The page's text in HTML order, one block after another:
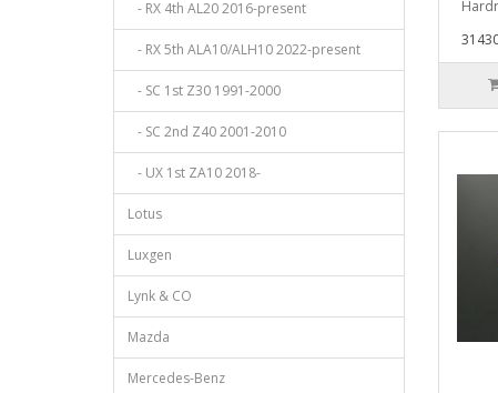
- RX 4th AL20 2016-present
- RX 5th ALA10/ALH10 2022-present
- SC 1st Z30 1991-2000
- SC 2nd Z40 2001-2010
- UX 1st ZA10 2018-
Lotus
Luxgen
Lynk & CO
Mazda
Mercedes-Benz